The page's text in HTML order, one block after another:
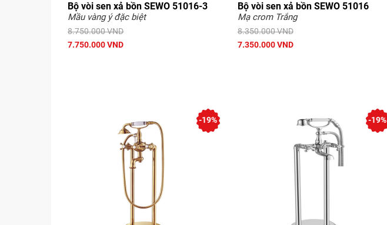
Bộ vòi sen xả bồn SEWO 51016-3
Mầu vàng ý đặc biệt
8.750.000 VND
7.750.000 VND
Bộ vòi sen xả bồn SEWO 51016
Mạ crom Trắng
8.350.000 VND
7.350.000 VND
-19% -19%